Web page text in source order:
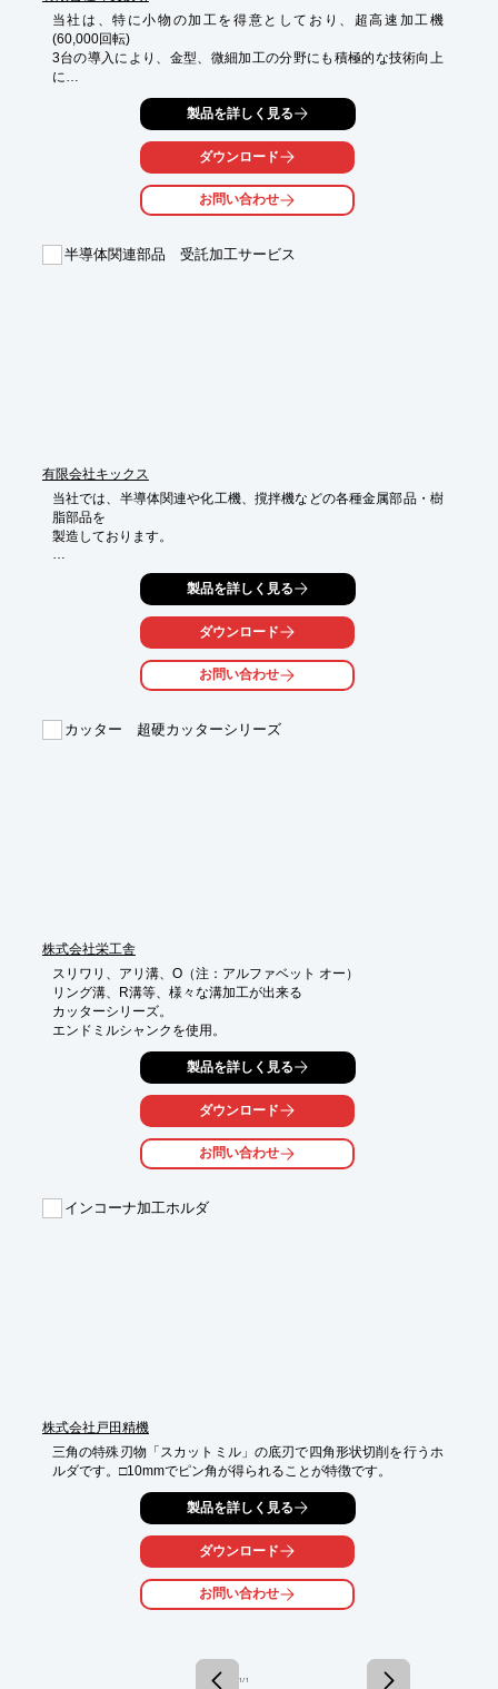
当社は、特に小物の加工を得意としており、超高速加工機
(60,000回転)
3台の導入により、金型、微細加工の分野にも積極的な技術向上
に
努めております。
超高速加工機、マシニングセンタ、ワイヤー放電加工機など、
充実の設備でお客様の様々なニーズにお応えできる体制を
整えておりますので、お気軽にお問い合わせ下さい。
・超高速加工
製品を詳しく見る
ダウンロード
お問い合わせ
半導体関連部品 受託加工サービス
有限会社キックス
当社では、半導体関連や化工機、撹拌機などの各種金属部品・樹
脂部品を
製造しております。
特に、深穴加工を得意としており、S45Cの材料にΦ3・深さ
深穴加工などの実績がございます。
その他、溝入れ加工や大径加工、小径加工など様々な加工に対応
しております。
まずはお気軽にお問い合わせください。
■深穴加工
製品を詳しく見る
ダウンロード
お問い合わせ
カッター 超硬カッターシリーズ
株式会社栄工舎
スリワリ、アリ溝、O（注：アルファベット オー）
リング溝、R溝等、様々な溝加工が出来る
カッターシリーズ。
エンドミルシャンクを使用。
製品を詳しく見る
ダウンロード
お問い合わせ
インコーナ加工ホルダ
株式会社戸田精機
三角の特殊刃物「スカットミル」の底刃で四角形状切削を行うホ
ルダです。□10mmでピン角が得られることが特徴です。
製品を詳しく見る
ダウンロード
お問い合わせ
1 / 1